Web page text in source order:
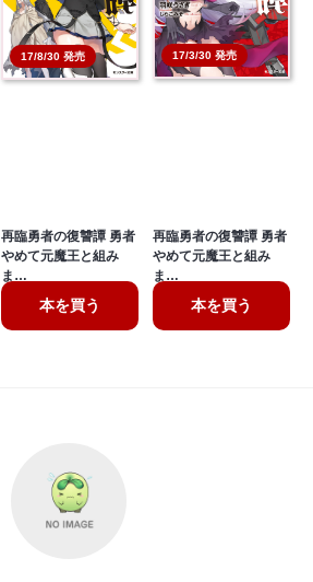
17/8/30 発売
再臨勇者の復讐譚 勇者
やめて元魔王と組み
ま…
本を買う
17/3/30 発売
再臨勇者の復讐譚 勇者
やめて元魔王と組み
ま…
本を買う